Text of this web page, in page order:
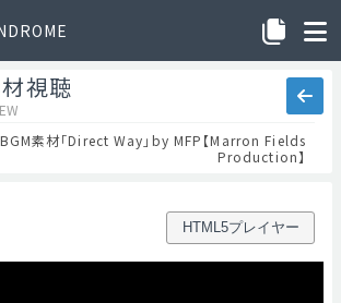
視聴
素材「Direct Way」by MFP【Marron Fields
Production】
HTML5プレイヤー